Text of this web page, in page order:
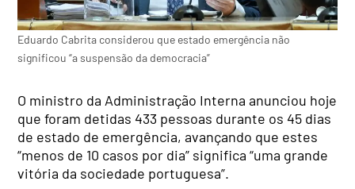
Eduardo Cabrita considerou que estado emergência não
significou “a suspensão da democracia”
O ministro da Administração Interna anunciou hoje
que foram detidas 433 pessoas durante os 45 dias
de estado de emergência, avançando que estes
“menos de 10 casos por dia” significa “uma grande
vitória da sociedade portuguesa”.